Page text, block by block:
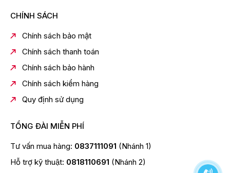
hơn, đồng thời khử mùi hôi đáng kể trong tủ lạnh.
Tiện ích
- Các ngăn kệ bên trong tủ có khả năng gấp tiện
CHÍNH SÁCH
Chính sách bảo mật
Chính sách thanh toán
Chính sách bảo hành
Chính sách kiểm hàng
Quy định sử dụng
TỔNG ĐÀI MIỄN PHÍ
Tư vấn mua hàng: 0837111091 (Nhánh 1)
Hỗ trợ kỹ thuật: 0818110691 (Nhánh 2)